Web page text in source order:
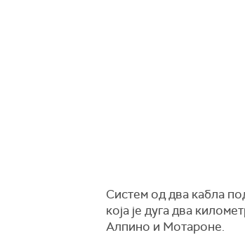
Систем од два кабла
која је дуга два
Алпино и Мотароне.